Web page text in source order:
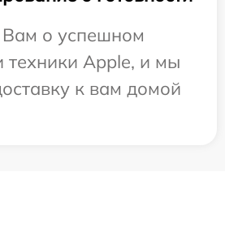
о успешном
техники Apple, и мы
к вам домой